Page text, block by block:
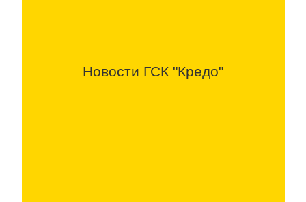
Новости ГСК "Кредо"